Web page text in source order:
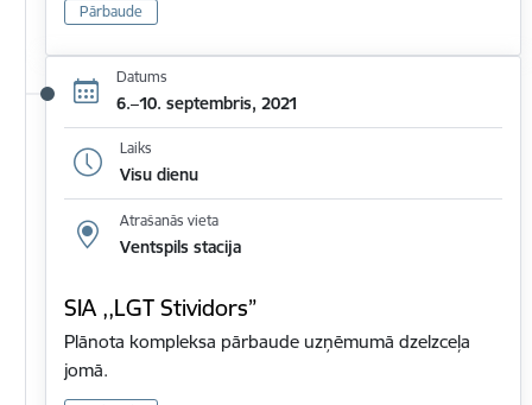
Pārbaude
Datums
6.–10. septembris, 2021
Laiks
Visu dienu
Atrašanās vieta
Ventspils stacija
SIA ,,LGT Stividors”
Plānota kompleksa pārbaude uzņēmumā dzelzceļa
jomā.